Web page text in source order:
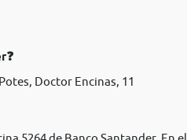
Doctor Encinas, 11